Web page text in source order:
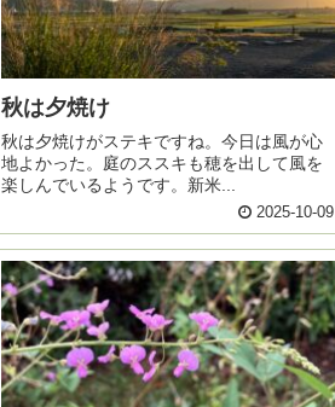
秋は夕焼け
秋は夕焼けがステキですね。今日は風が心
地よかった。庭のススキも穂を出して風を
楽しんでいるようです。新米...
2025-10-09